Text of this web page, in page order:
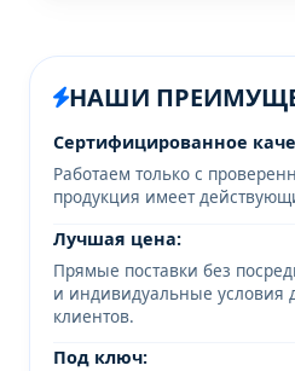
НАШИ
Сертифицированное
Работаем только с
продукция имеет
Лучшая цена:
Прямые поставки без
и индивидуальные условия
клиентов.
Под ключ: